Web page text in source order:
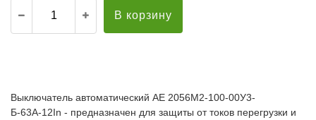
В корзину
Выключатель автоматический АЕ 2056M2-100-00У3-
Б-63А-12In - предназначен для защиты от токов перегрузки и